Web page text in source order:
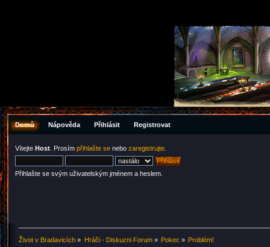
Domů Nápověda Přihlásit Registrovat
Vítejte Host . Prosím přihlašte se nebo zaregistrujte
Přihlašte se svým uživatelským jménem a heslem.
Život v Bradavicích » Hráči - Diskuzni Forum» Pokec » Problém!